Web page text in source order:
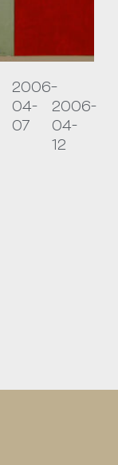
2006-
04-
07
-
2006-
04-
12